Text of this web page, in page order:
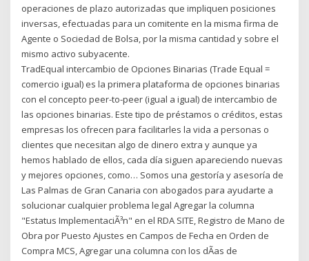
operaciones de plazo autorizadas que impliquen posiciones
inversas, efectuadas para un comitente en la misma firma de
Agente o Sociedad de Bolsa, por la misma cantidad y sobre el
mismo activo subyacente.
TradEqual intercambio de Opciones Binarias (Trade Equal =
comercio igual) es la primera plataforma de opciones binarias
con el concepto peer-to-peer (igual a igual) de intercambio de
las opciones binarias. Este tipo de préstamos o créditos, estas
empresas los ofrecen para facilitarles la vida a personas o
clientes que necesitan algo de dinero extra y aunque ya
hemos hablado de ellos, cada día siguen apareciendo nuevas
y mejores opciones, como… Somos una gestoría y asesoría de
Las Palmas de Gran Canaria con abogados para ayudarte a
solucionar cualquier problema legal Agregar la columna
"Estatus ImplementaciÃ³n" en el RDA SITE, Registro de Mano de
Obra por Puesto Ajustes en Campos de Fecha en Orden de
Compra MCS, Agregar una columna con los dÃas de